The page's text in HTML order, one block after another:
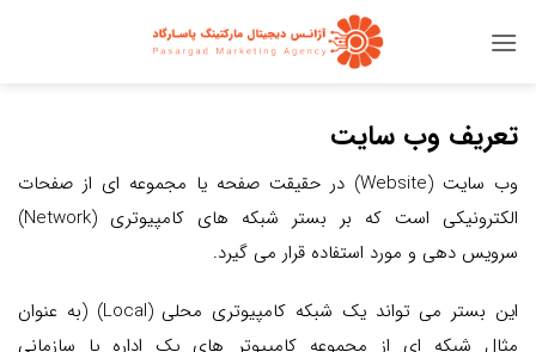
تعریف وب سایت
وب سایت (Website) در حقیقت صفحه یا مجموعه ای از صفحات
الکترونیکی است که بر بستر شبکه های کامپیوتری (Network)
سرویس دهی و مورد استفاده قرار می گیرد.
این بستر می تواند یک شبکه کامپیوتری محلی (Local) (به عنوان
مثال شبکه ای از مجموعه کامپیوتر های یک اداره یا سازمانی